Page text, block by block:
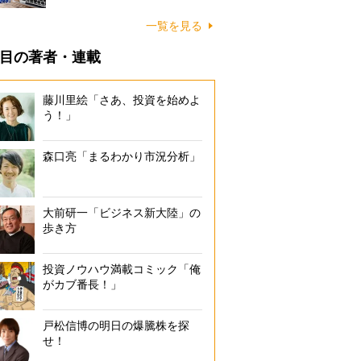
一覧を見る
の著者・連載
藤川里絵「さあ、投資を始めよ
う！」
森口亮「まるわかり市況分析」
大前研一「ビジネス新大陸」の
歩き方
投資ノウハウ満載コミック「俺
がカブ番長！」
戸松信博の明日の爆騰株を探
せ！